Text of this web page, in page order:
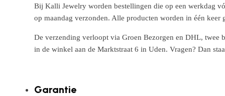
Bij Kalli Jewelry worden bestellingen die op een werkdag
op maandag verzonden. Alle producten worden in één
De verzending verloopt via Groen Bezorgen en DHL, twee
in de winkel aan de Marktstraat 6 in Uden. Vragen? Dan
Garantie